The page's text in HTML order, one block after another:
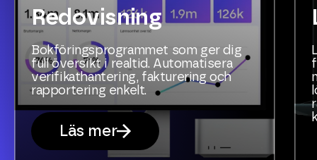
Redovisning
Bokföringsprogrammet som ger dig
full översikt i realtid. Automatisera
verifikathantering, fakturering och
rapportering enkelt.
Läs mer